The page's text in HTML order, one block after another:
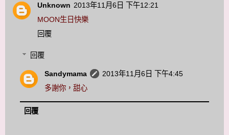
Unknown 2013年11月6日 下午12:21
MOON生日快樂
回覆
回覆
Sandymama
2013年11月6日 下午4:45
多謝你，甜心
回覆